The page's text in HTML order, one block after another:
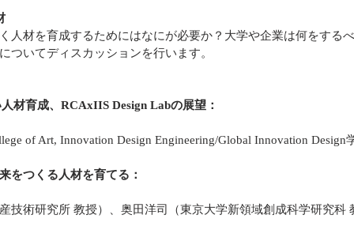
人材を育成するためにはなにが必要か？大学や企業は何をする
ついてディスカッションを行います。
材育成、RCAxIIS Design Labの展望：
of Art, Innovation Design Engineering/Global Innovation Design
をつくる人材を育てる：
技術研究所 教授）、奥田洋司（東京大学新領域創成科学研究科